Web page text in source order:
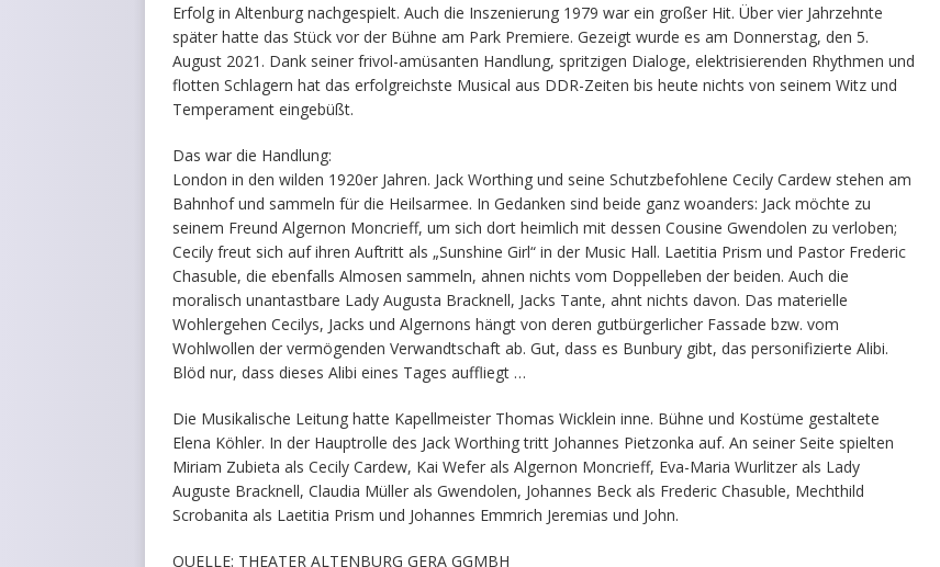
Erfolg in Altenburg nachgespielt. Auch die Inszenierung 1979 war ein großer Hit. Über vier Jahrzehnte
später hatte das Stück vor der Bühne am Park Premiere. Gezeigt wurde es am Donnerstag, den 5.
August 2021. Dank seiner frivol-amüsanten Handlung, spritzigen Dialoge, elektrisierenden Rhythmen und
flotten Schlagern hat das erfolgreichste Musical aus DDR-Zeiten bis heute nichts von seinem Witz und
Temperament eingebüßt.
Das war die Handlung:
London in den wilden 1920er Jahren. Jack Worthing und seine Schutzbefohlene Cecily Cardew stehen am
Bahnhof und sammeln für die Heilsarmee. In Gedanken sind beide ganz woanders: Jack möchte zu
seinem Freund Algernon Moncrieff, um sich dort heimlich mit dessen Cousine Gwendolen zu verloben;
Cecily freut sich auf ihren Auftritt als „Sunshine Girl“ in der Music Hall. Laetitia Prism und Pastor Frederic
Chasuble, die ebenfalls Almosen sammeln, ahnen nichts vom Doppelleben der beiden. Auch die
moralisch unantastbare Lady Augusta Bracknell, Jacks Tante, ahnt nichts davon. Das materielle
Wohlergehen Cecilys, Jacks und Algernons hängt von deren gutbürgerlicher Fassade bzw. vom
Wohlwollen der vermögenden Verwandtschaft ab. Gut, dass es Bunbury gibt, das personifizierte Alibi.
Blöd nur, dass dieses Alibi eines Tages auffliegt …
Die Musikalische Leitung hatte Kapellmeister Thomas Wicklein inne. Bühne und Kostüme gestaltete
Elena Köhler. In der Hauptrolle des Jack Worthing tritt Johannes Pietzonka auf. An seiner Seite spielten
Miriam Zubieta als Cecily Cardew, Kai Wefer als Algernon Moncrieff, Eva-Maria Wurlitzer als Lady
Auguste Bracknell, Claudia Müller als Gwendolen, Johannes Beck als Frederic Chasuble, Mechthild
Scrobanita als Laetitia Prism und Johannes Emmrich Jeremias und John.
QUELLE: THEATER ALTENBURG GERA GGMBH